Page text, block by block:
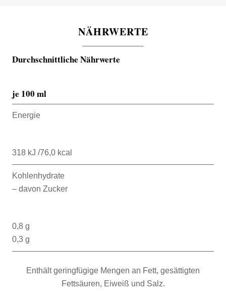
NÄHRWERTE
Durchschnittliche Nährwerte
je 100 ml
Energie
318 kJ /76,0 kcal
Kohlenhydrate
– davon Zucker
0,8 g
0,3 g
Enthält geringfügige Mengen an Fett, gesättigten
Fettsäuren, Eiweiß und Salz.